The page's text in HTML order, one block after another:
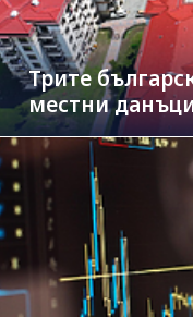
Трите
местни